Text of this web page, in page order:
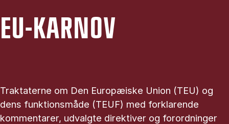
EU-KAR­NOV
Traktaterne om Den Europæiske Union (TEU) og
dens funktionsmåde (TEUF) med forklarende
kommentarer, udvalgte direktiver og forordninger